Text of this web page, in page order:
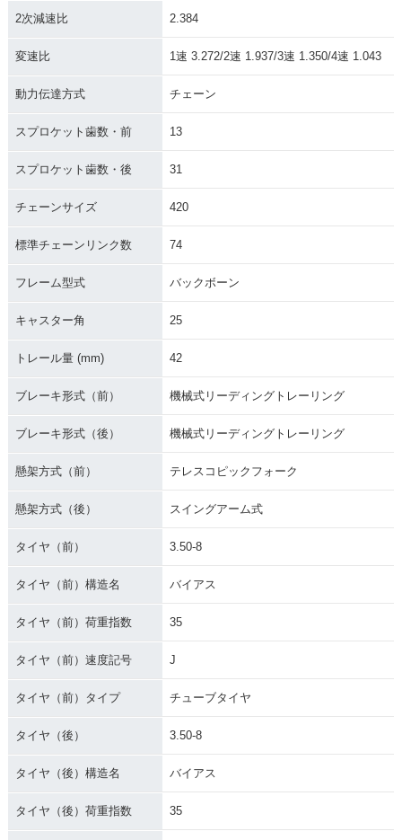
100・新登場
2次減速比 2.384
変速比 1速 3.272/2速 1.937/3速 1.350/4速 1.043
動力伝達方式 チェーン
スプロケット歯数・前 13
スプロケット歯数・後 31
チェーンサイズ 420
標準チェーンリンク数 74
フレーム型式 バックボーン
キャスター角 25
トレール量 (mm) 42
ブレーキ形式（前） 機械式リーディングトレーリング
ブレーキ形式（後） 機械式リーディングトレーリング
懸架方式（前） テレスコピックフォーク
懸架方式（後） スイングアーム式
タイヤ（前） 3.50-8
タイヤ（前）構造名 バイアス
タイヤ（前）荷重指数 35
タイヤ（前）速度記号 J
タイヤ（前）タイプ チューブタイヤ
タイヤ（後） 3.50-8
タイヤ（後）構造名 バイアス
タイヤ（後）荷重指数 35